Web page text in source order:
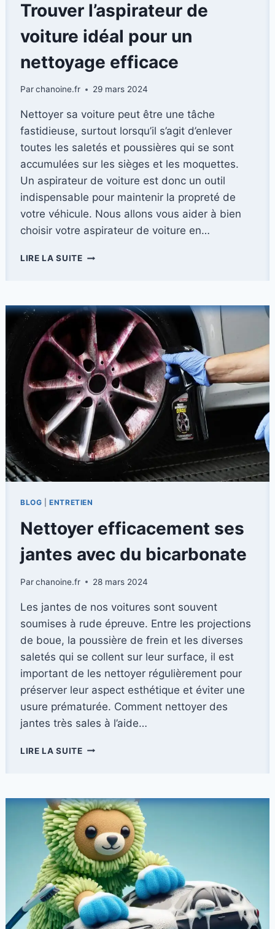
Trouver l’aspirateur de
voiture idéal pour un
nettoyage efficace
Parchanoine.fr 29 mars 2024
Nettoyer sa voiture peut être une tâche
fastidieuse, surtout lorsqu’il s’agit d’enlever
toutes les saletés et poussières qui se sont
accumulées sur les sièges et les moquettes.
Un aspirateur de voiture est donc un outil
indispensable pour maintenir la propreté de
votre véhicule. Nous allons vous aider à bien
choisir votre aspirateur de voiture en…
LIRE LA SUITETROUVER
IDÉAL
POUR
UN
NETTOYAGE
EFFICACE
BLOG |ENTRETIEN
Nettoyer efficacement ses
jantes avec du bicarbonate
Parchanoine.fr 28 mars 2024
Les jantes de nos voitures sont souvent
soumises à rude épreuve. Entre les projections
de boue, la poussière de frein et les diverses
saletés qui se collent sur leur surface, il est
important de les nettoyer régulièrement pour
préserver leur aspect esthétique et éviter une
usure prématurée. Comment nettoyer des
jantes très sales à l’aide…
LIRE LA SUITENETTOYER
AVEC
DU
BICARBONATE